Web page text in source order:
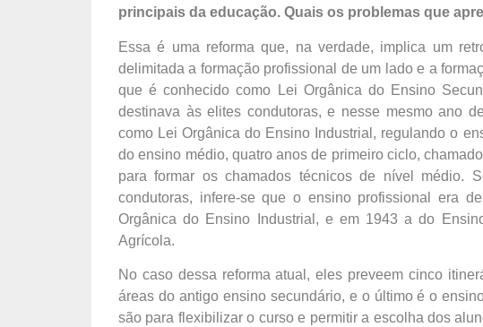
principais da educação. Quais os problemas que
Essa é uma reforma que, na verdade, implica um
delimitada a formação profissional de um lado e a
que é conhecido como Lei Orgânica do Ensino
destinava às elites condutoras, e nesse mesmo ano
como Lei Orgânica do Ensino Industrial, regulando o
do ensino médio, quatro anos de primeiro ciclo,
para formar os chamados técnicos de nível médio.
condutoras, infere-se que o ensino profissional era
Orgânica do Ensino Industrial, e em 1943 a do
Agrícola.
No caso dessa reforma atual, eles preveem cinco
áreas do antigo ensino secundário, e o último é o
são para flexibilizar o curso e permitir a escolha dos